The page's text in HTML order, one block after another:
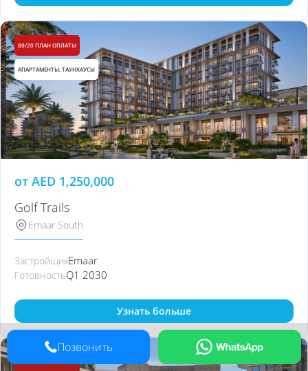
80/20 ПЛАН ОПЛАТЫ
АПАРТАМЕНТЫ, ТАУНХАУСЫ
от AED 1,250,000
Golf Trails
Emaar South
ЗастройщикEmaar
ГотовностьQ1 2030
Узнать больше
Позвонить